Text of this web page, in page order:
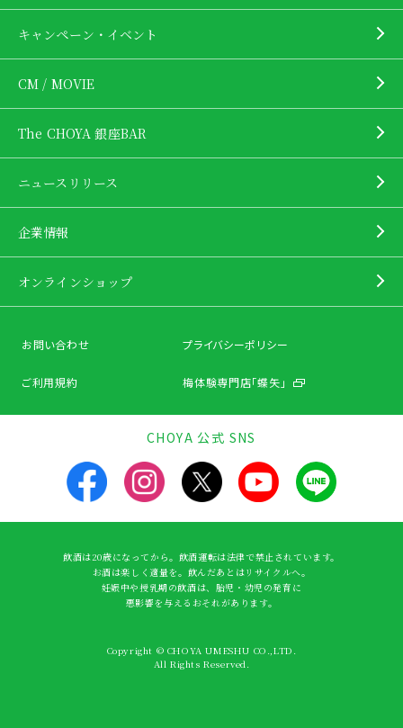
キャンペーン・イベント
CM / MOVIE
The CHOYA 銀座BAR
ニュースリリース
企業情報
オンラインショップ
お問い合わせ プライバシーポリシー
ご利用規約 梅体験専門店「蝶矢」
CHOYA 公式 SNS
飲酒は20歳になってから。飲酒運転は法律で禁止されています。
お酒は楽しく適量を。飲んだあとはリサイクルへ。
妊娠中や授乳期の飲酒は、胎児・幼児の発育に
悪影響を与えるおそれがあります。
Copyright © CHOYA UMESHU CO.,LTD.
All Rights Reserved.